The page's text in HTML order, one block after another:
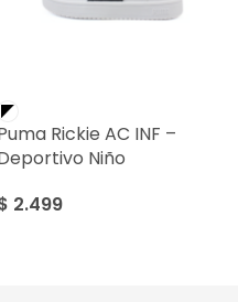
Rickie AC INF –
Niño
2.499